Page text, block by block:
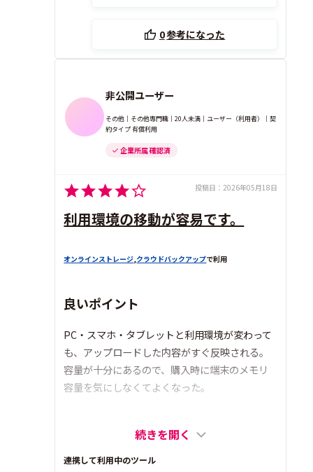
0参考になった
非公開ユーザー
その他｜その他専門職｜20人未満｜ユーザー（利用者）｜契
約タイプ 有償利用
企業所属 確認済
投稿日： 2026年05月18日
利用環境の移動が容易です。
オンラインストレージ,クラウドバックアップで利用
良いポイント
PC・スマホ・タブレットと利用環境が変わって
も、アップロードした内容がすぐ反映される。
容量が十分にあるので、購入時に端末のメモリ
容量を気にしなくてよくなった。
続きを開く
連携して利用中のツール